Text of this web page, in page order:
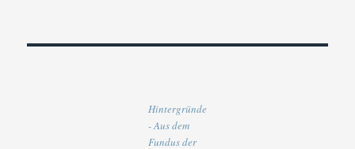
Hintergründe
- Aus dem
Fundus der